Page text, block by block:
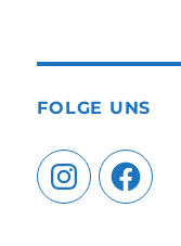
FOLGE UNS
InstagramFacebook